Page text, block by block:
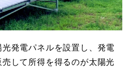
発電パネルを設置し、発電
して所得を得るのが太陽光